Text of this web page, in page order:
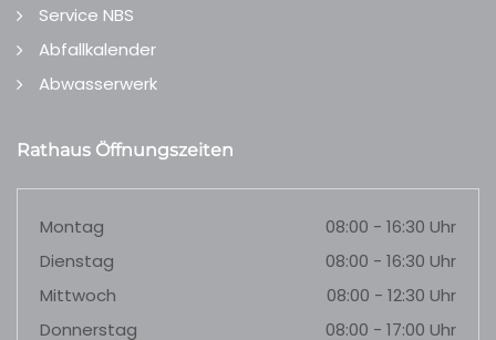
Service NBS
Abfallkalender
Abwasserwerk
Rathaus Öffnungszeiten
Montag
08:00 - 16:30 Uhr
Dienstag
08:00 - 16:30 Uhr
Mittwoch
08:00 - 12:30 Uhr
Donnerstag
08:00 - 17:00 Uhr